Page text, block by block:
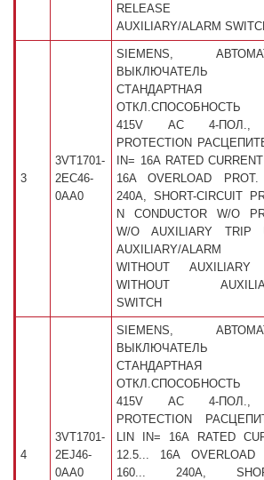
RELEASE
AUXILIARY/ALARM
3
3VT1701-
2EC46-
0AA0
SIEMENS,
СТАНДАРТНАЯ
ОТКЛ.СПОСОБНОСТЬ
415V AC 4-ПОЛ.,
PROTECTION
IN= 16A RATED
16A OVERLOAD
240A, SHORT-CIRCUIT
N CONDUCTOR W/O
W/O AUXILIARY TRIP
AUXILIARY/ALARM
WITHOUT AUXILIARY
WITHOUT
SWITCH
4
3VT1701-
2EJ46-
0AA0
SIEMENS,
СТАНДАРТНАЯ
ОТКЛ.СПОСОБНОСТЬ
415V AC 4-ПОЛ.,
PROTECTION
LIN IN= 16A RATED
12.5... 16A
160... 240A,